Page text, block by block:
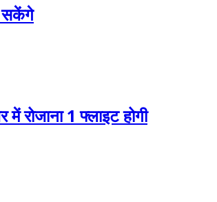
सकेंगे
1 फ्लाइट होगी